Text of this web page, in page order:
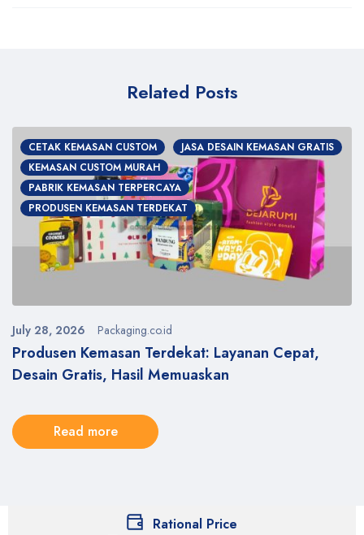
Related Posts
CETAK KEMASAN CUSTOM
JASA DESAIN KEMASAN GRATIS
KEMASAN CUSTOM MURAH
PABRIK KEMASAN TERPERCAYA
PRODUSEN KEMASAN TERDEKAT
Produsen Kemasan Terdekat: Layanan Cepat,
Desain Gratis, Hasil Memuaskan
July 28, 2026 Packaging.co.id
Read more
Rational Price